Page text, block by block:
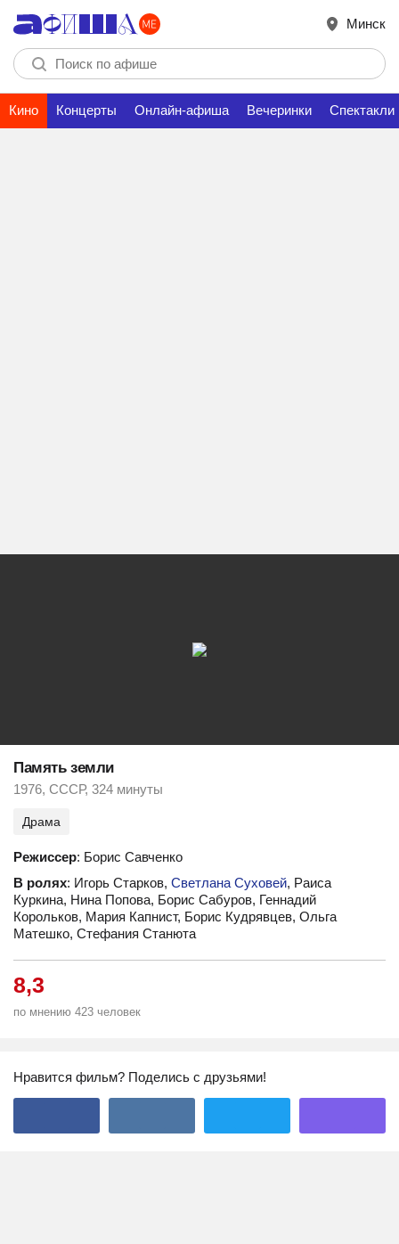
Минск
Кино Концерты Онлайн-афиша Вечеринки Спектакли
Память земли
1976, СССР, 324 минуты
Драма
Режиссер: Борис Савченко
В ролях: Игорь Старков, Светлана Суховей, Раиса
Куркина, Нина Попова, Борис Сабуров, Геннадий
Корольков, Мария Капнист, Борис Кудрявцев, Ольга
Матешко, Стефания Станюта
8,3
по мнению 423 человек
Нравится фильм? Поделись с друзьями!